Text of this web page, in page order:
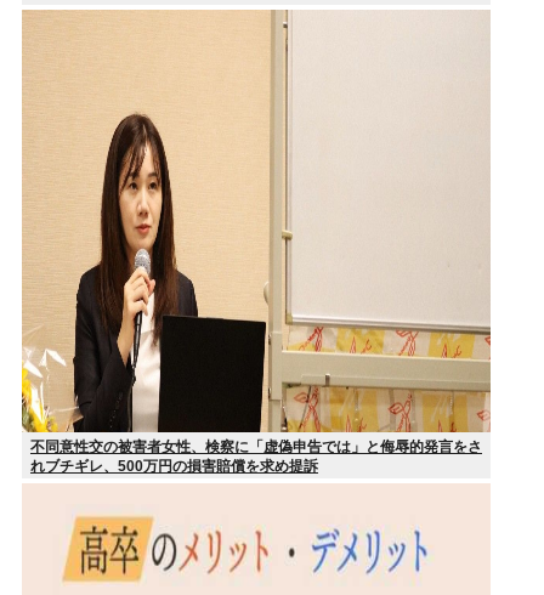
不同意性交の被害者女性、検察に「虚偽申告では」と侮辱的発言をさ
れブチギレ、500万円の損害賠償を求め提訴